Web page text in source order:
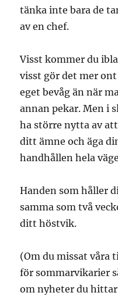
tänka inte bara de
av en chef.
Visst kommer du
visst gör det mer
eget bevåg än när
annan pekar. Men i
ha större nytta av
ditt ämne och äga
handhållen hela
Handen som håller
samma som två
ditt höstvik.
(Om du missat våra
för sommarvikarier
om nyheter du